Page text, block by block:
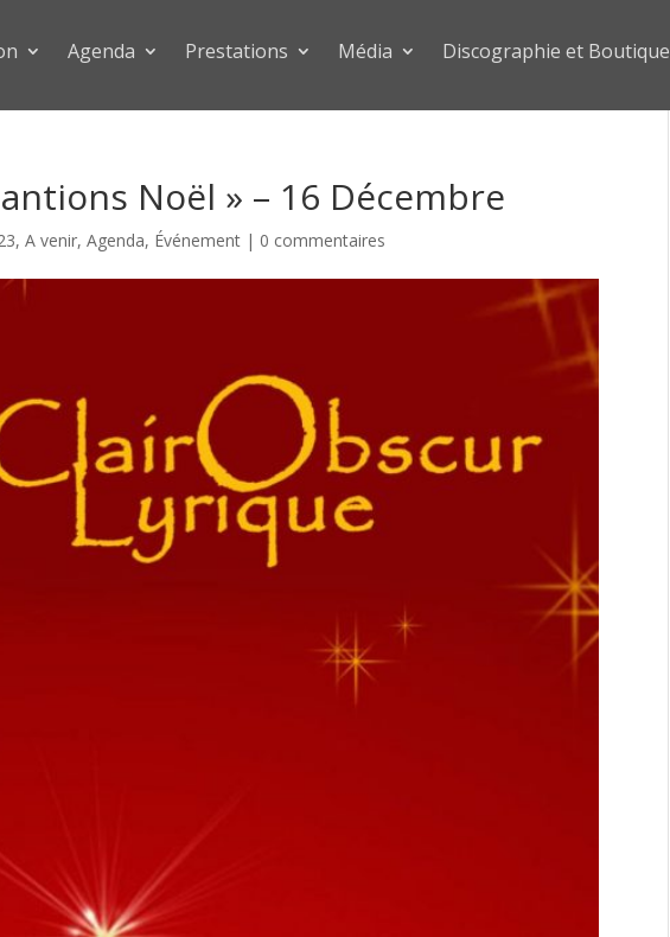
Agenda Prestations Média Discographie et Boutique
Noël » – 16 Décembre
,A venir,Agenda, Événement | 0 commentaires